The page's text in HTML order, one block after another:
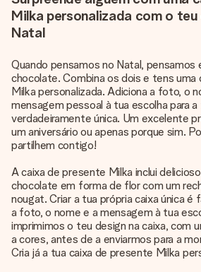
Milka personalizada com o
Natal
Quando pensamos no Natal, pensamos
chocolate. Combina os dois e tens uma
Milka personalizada. Adiciona a foto, o
mensagem pessoal à tua escolha para
verdadeiramente única. Um excelente
um aniversário ou apenas porque sim.
partilhem contigo!
A caixa de presente Milka inclui
chocolate em forma de flor com um
nougat. Criar a tua própria caixa única é
a foto, o nome e a mensagem à tua
imprimimos o teu design na caixa, com
a cores, antes de a enviarmos para a
Cria já a tua caixa de presente Milka